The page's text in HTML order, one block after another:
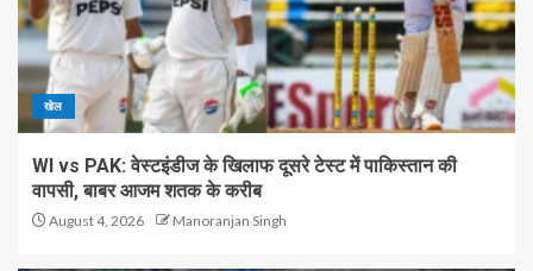
खेल
WI vs PAK: वेस्टइंडीज के खिलाफ दूसरे टेस्ट में पाकिस्तान की
वापसी, बाबर आजम शतक के करीब
August 4, 2026 Manoranjan Singh